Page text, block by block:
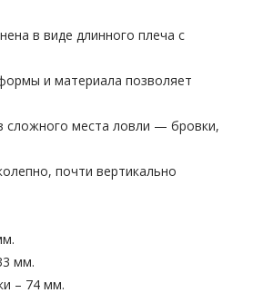
в виде длинного плеча с
и материала позволяет
сложного места ловли — бровки,
почти вертикально
мм.
– 74 мм.